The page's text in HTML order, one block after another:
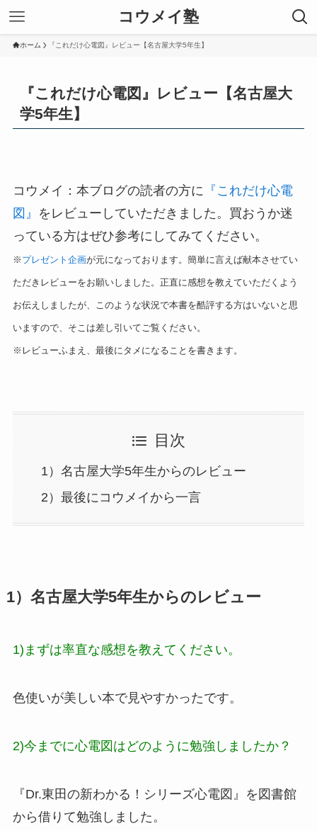
コウメイ塾
ホーム 『これだけ心電図』レビュー【名古屋大学5年生】
『これだけ心電図』レビュー【名古屋大
学5年生】
コウメイ：本ブログの読者の方に 『これだけ心電
図』
をレビューしていただきました。買おうか迷
っている方はぜひ参考にしてみてください。
※ プレゼント企画が元になっております。簡単に言えば献本させてい
ただきレビューをお願いしました。正直に感想を教えていただくよう
お伝えしましたが、このような状況で本書を酷評する方はいないと思
いますので、そこは差し引いてご覧ください。
※レビューふまえ、最後にタメになることを書きます。
目次
1）名古屋大学5年生からのレビュー
2）最後にコウメイから一言
1）名古屋大学5年生からのレビュー
1)まずは率直な感想を教えてください。
色使いが美しい本で見やすかったです。
2)今までに心電図はどのように勉強しましたか？
『Dr.東田の新わかる！シリーズ心電図』を図書館
から借りて勉強しました。